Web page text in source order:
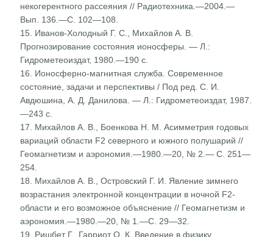
некогерентного рассеяния // Радиотехника.—2004.—
Вып. 136.—С. 102—108.
15. Иванов-Холодный Г. С., Михайлов А. В.
Прогнозирова­ние состояния ионосферы. — Л.:
Гидрометеоиздат, 1980.—190 с.
16. Ионосферно-магнитная служба. Современное
состоя­ние, задачи и перспективы / Под ред. С. И.
Авдюшина, А. Д. Данилова. — Л.: Гидрометеоиздат, 1987.
—243 с.
17. Михайлов А. В., Боенкова Н. М. Асимметрия годовых
вариаций области F2 северного и южного полушарий //
Геомагнетизм и аэрономия.—1980.—20, № 2.— С. 251—
254.
18. Михайлов А. В., Островский Г. И. Явление зимнего
возрастания электронной концентрации в ночной F2-
области и его возможное объяснение // Геомагнетизм и
аэрономия.—1980.—20, № 1.—С. 29—32.
19. Ришбет Г., Гарриот О. К. Введение в физику